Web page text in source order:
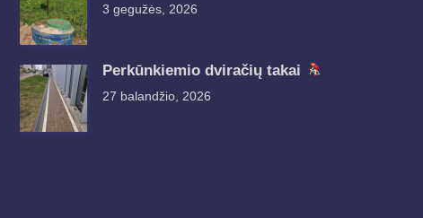
3 gegužės, 2026
Perkūnkiemio dviračių takai
27 balandžio, 2026